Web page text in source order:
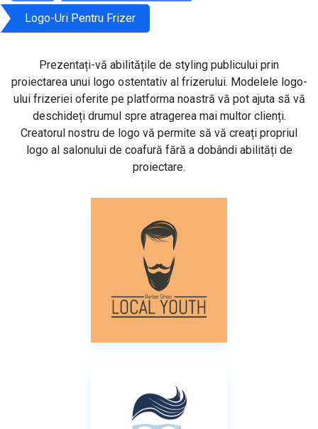
Logo-Uri Pentru Frizer
Prezentați-vă abilitățile de styling publicului prin
proiectarea unui logo ostentativ al frizerului. Modelele logo-
ului frizeriei oferite pe platforma noastră vă pot ajuta să vă
deschideți drumul spre atragerea mai multor clienți.
Creatorul nostru de logo vă permite să vă creați propriul
logo al salonului de coafură fără a dobândi abilități de
proiectare.